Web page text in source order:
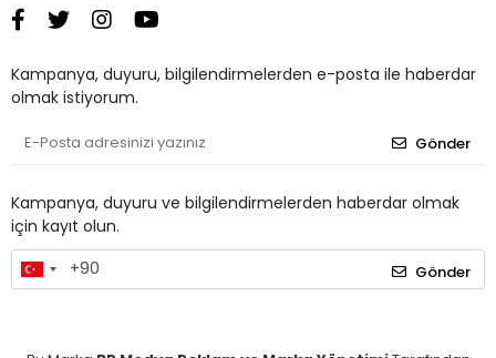
Kampanya, duyuru, bilgilendirmelerden e-posta ile haberdar
olmak istiyorum.
Gönder
Kampanya, duyuru ve bilgilendirmelerden haberdar olmak
için kayıt olun.
Gönder